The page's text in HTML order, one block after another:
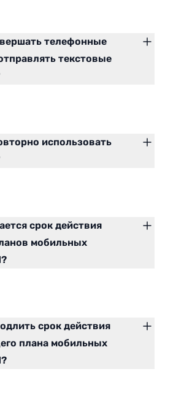
телефонные
текстовые
использовать
срок действия
мобильных
срок действия
плана мобильных